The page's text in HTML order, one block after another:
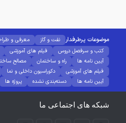
موضوعات پرطرفدار نفت و گاز
معرفی و
کتب و سرفصل دروس
فیلم های آموزشی
آیین نامه ها
راه و ساختمان مصالح
فیلم های آموزشی
دکوراسیون داخلی و نما
آیین نامه ها
دسته‌بندی نشده پروژه ها
شبکه های اجتماعی ما